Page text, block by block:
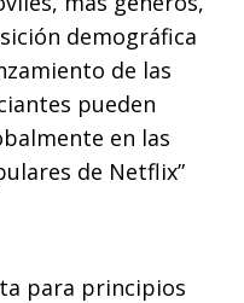
demográfica
de las
pueden
en las
de Netflix”
para principios